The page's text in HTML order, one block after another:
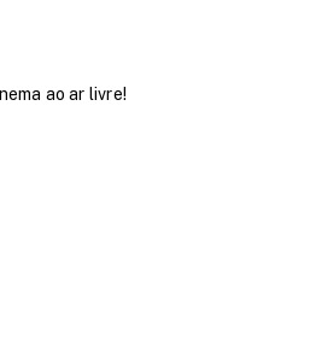
ao ar livre!